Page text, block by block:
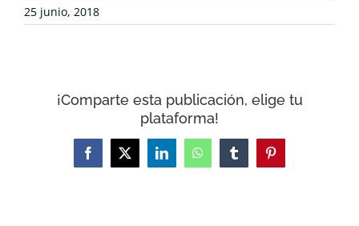
CONTACTO
25 junio, 2018
¡Comparte esta publicación, elige tu
plataforma!
Facebook
X LinkedInWhatsAppTumblrPinterest